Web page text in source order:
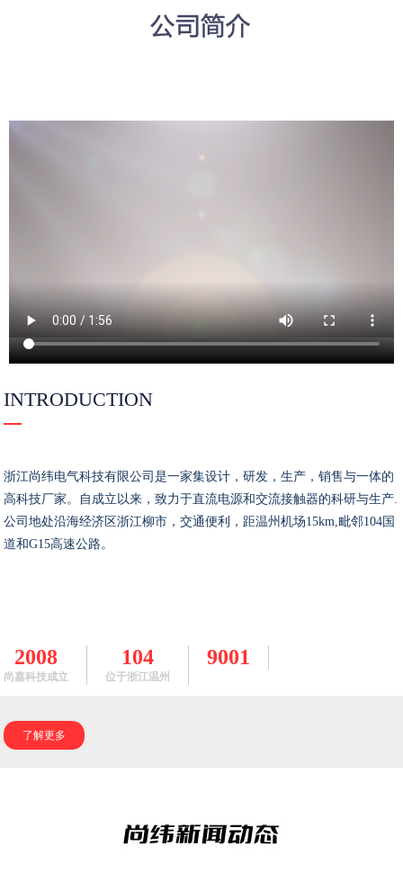
INTRODUCTION
浙江尚纬电气科技有限公司是一家集设计，研发，生产，销售与一体的
高科技厂家。自成立以来，致力于直流电源和交流接触器的科研与生产.
公司地处沿海经济区浙江柳市，交通便利，距温州机场15km,毗邻104国
道和G15高速公路。
2008
尚嘉科技成立
104
位于浙江温州
9001
了解更多